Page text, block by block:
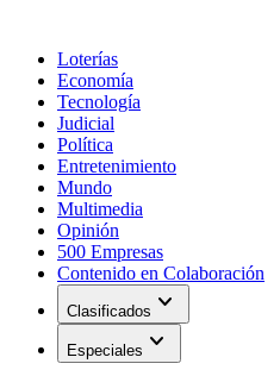
Loterías
Economía
Tecnología
Judicial
Política
Entretenimiento
Mundo
Multimedia
Opinión
500 Empresas
Contenido en Colaboración
Clasificados expand_more
Especiales expand_more